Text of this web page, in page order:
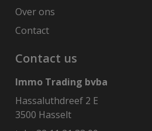
Over ons
Contact
Contact us
Immo Trading bvba
Hassaluthdreef 2 E
3500 Hasselt